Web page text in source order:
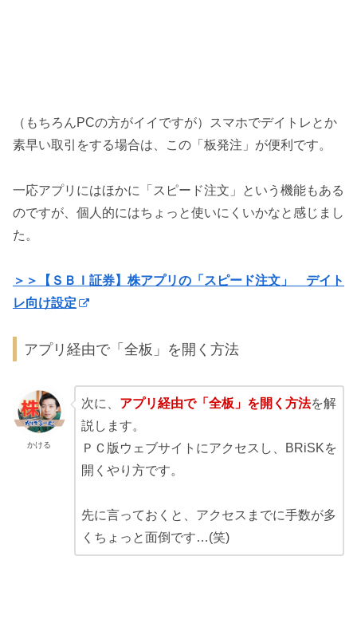
（もちろんPCの方がイイですが）スマホでデイトレとか
素早い取引をする場合は、この「板発注」が便利です。
一応アプリにはほかに「スピード注文」という機能もある
のですが、個人的にはちょっと使いにくいかなと感じまし
た。
＞＞【ＳＢＩ証券】株アプリの「スピード注文」 デイト
レ向け設定
アプリ経由で「全板」を開く方法
かける
次に、 アプリ経由で「全板」を開く方法を解
説します。
ＰＣ版ウェブサイトにアクセスし、BRiSKを
開くやり方です。
先に言っておくと、アクセスまでに手数が多
くちょっと面倒です…(笑)